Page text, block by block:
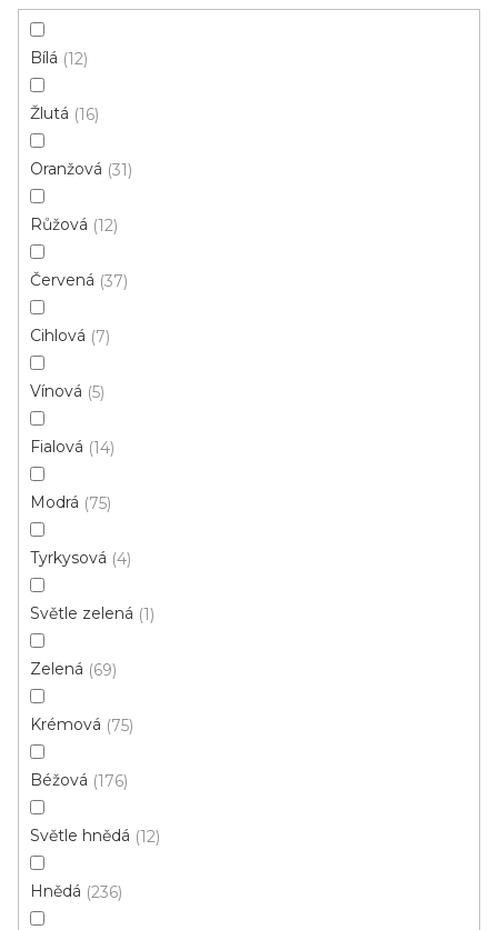
Instituce aj.
Řadit podle:
ZAVŘÍT FILTR
Bílá 12
Žlutá 16
Oranžová 31
Růžová 12
Červená 37
Cihlová 7
Vínová 5
Fialová 14
Modrá 75
Tyrkysová 4
Světle zelená 1
Zelená 69
Krémová 75
Béžová 176
Světle hnědá 12
Hnědá 236
Skvělá cena
Koberec metráž NEW ORLEANS /tex 142